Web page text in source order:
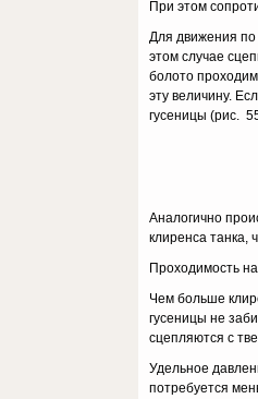
При этом
Для движения по
этом случае
болото
эту величину.
гусеницы (рис.
Аналогично
клиренса танка,
Проходимость на
Чем больше
гусеницы не
сцепляются с
Удельное
потребуется